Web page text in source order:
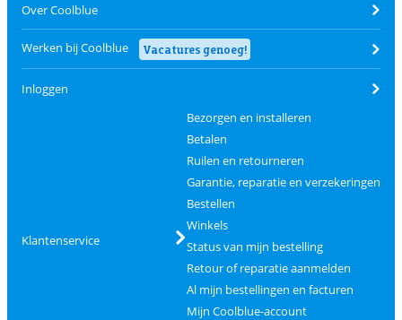
Over Coolblue
Werken bij Coolblue Vacatures genoeg!
Inloggen
Klantenservice
Bezorgen en installeren
Betalen
Ruilen en retourneren
Garantie, reparatie en verzekeringen
Bestellen
Winkels
Status van mijn bestelling
Retour of reparatie aanmelden
Al mijn bestellingen en facturen
Mijn Coolblue-account